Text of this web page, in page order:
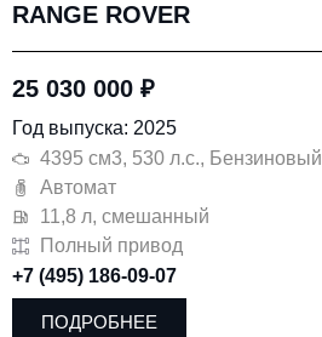
RANGE ROVER
25 030 000 ₽
Год выпуска: 2025
4395 см3, 530 л.с., Бензиновый
Автомат
11,8 л, смешанный
Полный привод
+7 (495) 186-09-07
ПОДРОБНЕЕ